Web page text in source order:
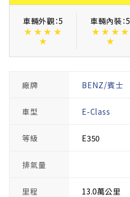
車輛外觀：5
★ ★ ★ ★
★
車輛內裝：5
★ ★ ★ ★
★
廠牌 BENZ/賓士
車型 E-Class
等級 E350
排氣量
里程 13.0萬公里